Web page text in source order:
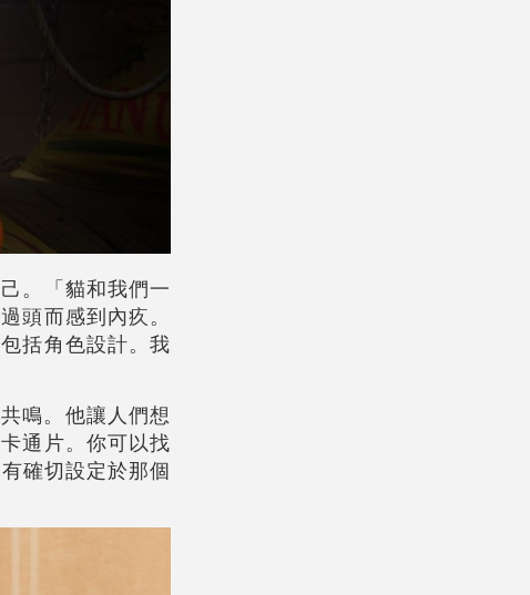
。「貓和我們一
頭而感到內疚。
括角色設計。我
鳴。他讓人們想
通片。你可以找
確切設定於那個